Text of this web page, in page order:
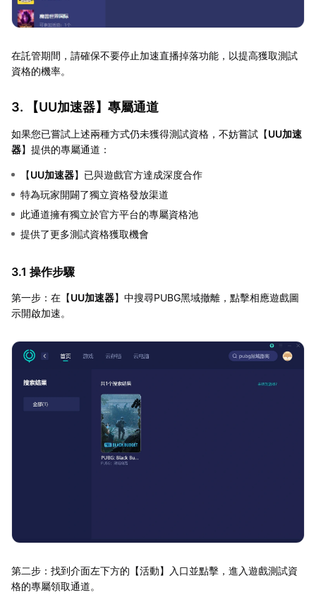
在託管期間，請確保不要停止加速直播掉落功能，以提高獲取測試
資格的機率。
3. 【UU加速器】專屬通道
如果您已嘗試上述兩種方式仍未獲得測試資格，不妨嘗試【UU加速
器】提供的專屬通道：
【UU加速器】已與遊戲官方達成深度合作
特為玩家開闢了獨立資格發放渠道
此通道擁有獨立於官方平台的專屬資格池
提供了更多測試資格獲取機會
3.1 操作步驟
第一步：在【UU加速器】中搜尋PUBG黑域撤離，點擊相應遊戲圖
示開啟加速。
第二步：找到介面左下方的【活動】入口並點擊，進入遊戲測試資
格的專屬領取通道。